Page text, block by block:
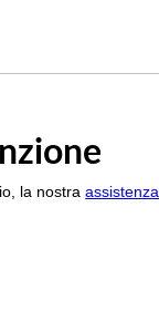
la nostraassistenza